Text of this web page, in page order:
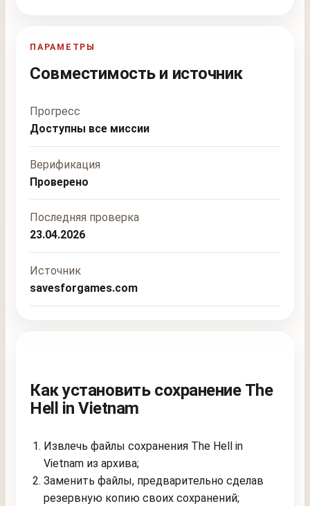
ПАРАМЕТРЫ
Совместимость и источник
Прогресс
Доступны все миссии
Верификация
Проверено
Последняя проверка
23.04.2026
Источник
savesforgames.com
Как установить сохранение The
Hell in Vietnam
Извлечь файлы сохранения The Hell in
Vietnam из архива;
Заменить файлы, предварительно сделав
резервную копию своих сохранений;